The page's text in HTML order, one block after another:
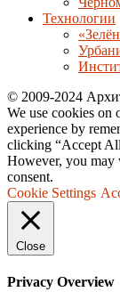
Технологии
© 2009-2024
We use cookies on
experience by
clicking “Accept
However, you may
consent.
Cookie Settings
Close
Privacy Overview